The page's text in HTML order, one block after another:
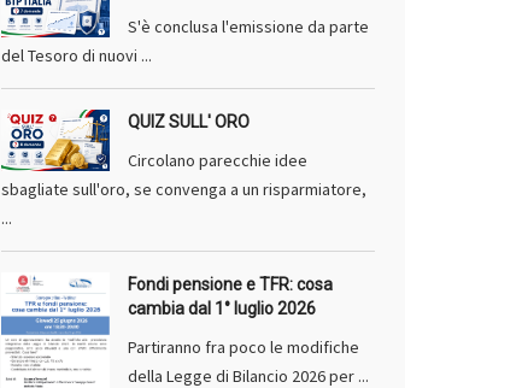
S'è conclusa l'emissione da parte
del Tesoro di nuovi ...
QUIZ SULL' ORO
Circolano parecchie idee
sbagliate sull'oro, se convenga a un risparmiatore,
...
Fondi pensione e TFR: cosa
cambia dal 1° luglio 2026
Partiranno fra poco le modifiche
della Legge di Bilancio 2026 per ...